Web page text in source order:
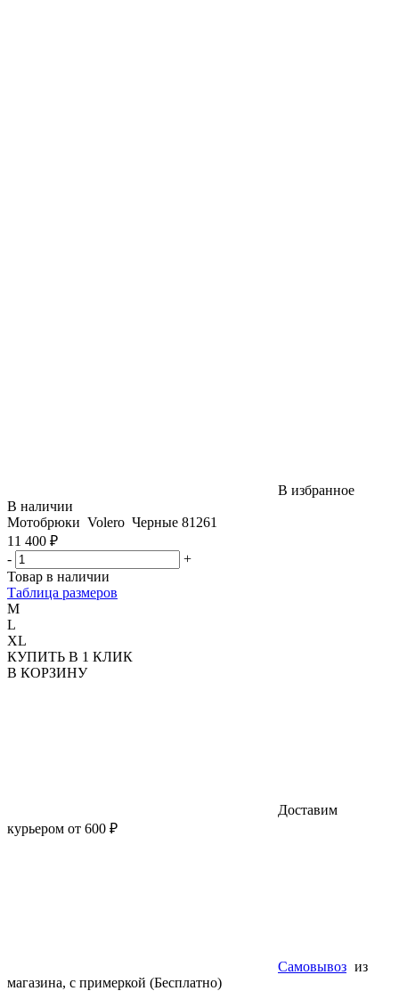
В избранное
В наличии
Мотобрюки Volero Черные 81261
11 400 ₽
-
+
Товар в наличии
Таблица размеров
M
L
XL
КУПИТЬ В 1 КЛИК
В КОРЗИНУ
Доставим
курьером от 600 ₽
Самовывоз из
магазина, с примеркой (Бесплатно)